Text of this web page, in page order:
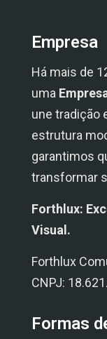
Empresa
Há mais de
uma
une tradição
estrutura
garantimos
transformar
Forthlux:
Visual.
Forthlux
CNPJ:
Formas